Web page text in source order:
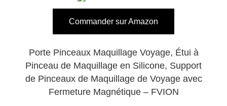
Commander sur Amazon
Porte Pinceaux Maquillage Voyage, Étui à
Pinceau de Maquillage en Silicone, Support
de Pinceaux de Maquillage de Voyage avec
Fermeture Magnétique – FVION